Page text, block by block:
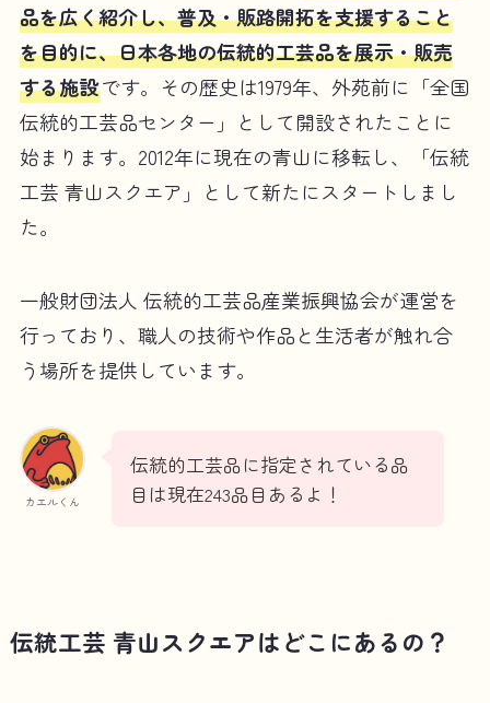
品を広く紹介し、普及・販路開拓を支援すること
を目的に、日本各地の伝統的工芸品を展示・販売
する施設です。その歴史は1979年、外苑前に「全国
伝統的工芸品センター」として開設されたことに
始まります。2012年に現在の青山に移転し、「伝統
工芸 青山スクエア」として新たにスタートしまし
た。
一般財団法人 伝統的工芸品産業振興協会が運営を
行っており、職人の技術や作品と生活者が触れ合
う場所を提供しています。
カエルくん
伝統的工芸品に指定されている品
目は現在243品目あるよ！
伝統工芸 青山スクエアはどこにあるの？